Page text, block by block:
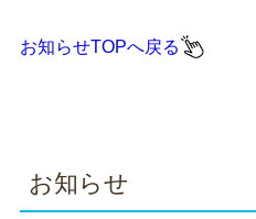
お知らせTOPへ戻る
お知らせ